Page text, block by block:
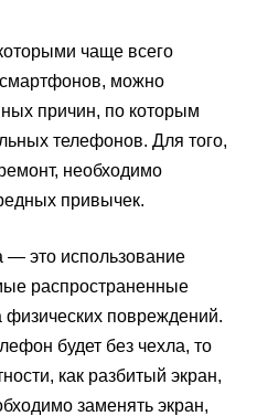
чаще всего
можно
причин, по которым
телефонов. Для того,
необходимо
привычек.
— это использование
распространенные
физических повреждений.
будет без чехла, то
как разбитый экран,
заменять экран,